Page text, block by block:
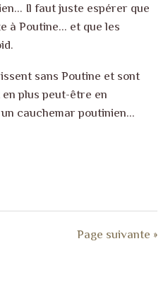
Il faut juste espérer que
à Poutine… et que les
sans Poutine et sont
plus peut-être en
cauchemar poutinien…
Page suivante »